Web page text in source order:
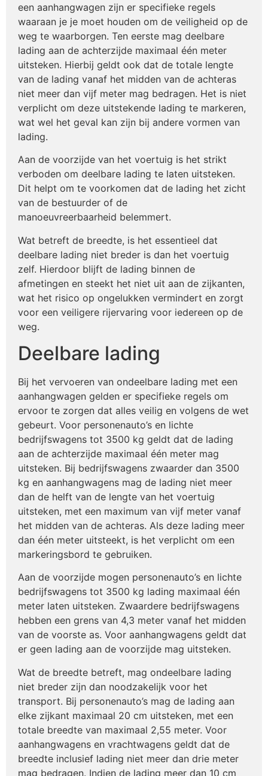
een aanhangwagen zijn er specifieke regels
waaraan je je moet houden om de veiligheid op de
weg te waarborgen. Ten eerste mag deelbare
lading aan de achterzijde maximaal één meter
uitsteken. Hierbij geldt ook dat de totale lengte
van de lading vanaf het midden van de achteras
niet meer dan vijf meter mag bedragen. Het is niet
verplicht om deze uitstekende lading te markeren,
wat wel het geval kan zijn bij andere vormen van
lading.
Aan de voorzijde van het voertuig is het strikt
verboden om deelbare lading te laten uitsteken.
Dit helpt om te voorkomen dat de lading het zicht
van de bestuurder of de
manoeuvreerbaarheid belemmert.
Wat betreft de breedte, is het essentieel dat
deelbare lading niet breder is dan het voertuig
zelf. Hierdoor blijft de lading binnen de
afmetingen en steekt het niet uit aan de zijkanten,
wat het risico op ongelukken vermindert en zorgt
voor een veiligere rijervaring voor iedereen op de
weg.
Deelbare lading
Bij het vervoeren van ondeelbare lading met een
aanhangwagen gelden er specifieke regels om
ervoor te zorgen dat alles veilig en volgens de wet
gebeurt. Voor personenauto’s en lichte
bedrijfswagens tot 3500 kg geldt dat de lading
aan de achterzijde maximaal één meter mag
uitsteken. Bij bedrijfswagens zwaarder dan 3500
kg en aanhangwagens mag de lading niet meer
dan de helft van de lengte van het voertuig
uitsteken, met een maximum van vijf meter vanaf
het midden van de achteras. Als deze lading meer
dan één meter uitsteekt, is het verplicht om een
markeringsbord te gebruiken.
Aan de voorzijde mogen personenauto’s en lichte
bedrijfswagens tot 3500 kg lading maximaal één
meter laten uitsteken. Zwaardere bedrijfswagens
hebben een grens van 4,3 meter vanaf het midden
van de voorste as. Voor aanhangwagens geldt dat
er geen lading aan de voorzijde mag uitsteken.
Wat de breedte betreft, mag ondeelbare lading
niet breder zijn dan noodzakelijk voor het
transport. Bij personenauto’s mag de lading aan
elke zijkant maximaal 20 cm uitsteken, met een
totale breedte van maximaal 2,55 meter. Voor
aanhangwagens en vrachtwagens geldt dat de
breedte inclusief lading niet meer dan drie meter
mag bedragen. Indien de lading meer dan 10 cm